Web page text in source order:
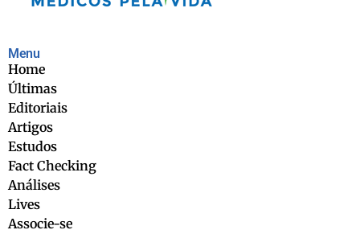
Menu
Home
Últimas
Editoriais
Artigos
Estudos
Fact Checking
Análises
Lives
Associe-se